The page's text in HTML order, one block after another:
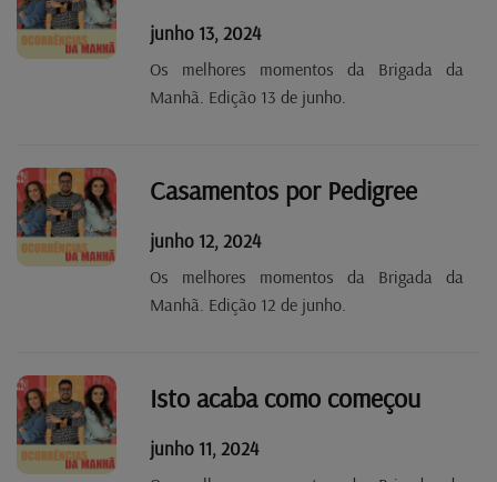
junho 13, 2024
Os melhores momentos da Brigada da
Manhã. Edição 13 de junho.
Casamentos por Pedigree
junho 12, 2024
Os melhores momentos da Brigada da
Manhã. Edição 12 de junho.
Isto acaba como começou
junho 11, 2024